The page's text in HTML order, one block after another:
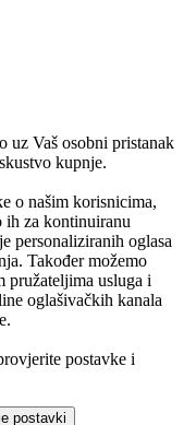
uz Vaš osobni pristanak
kupnje.
o našim korisnicima,
ih za kontinuiranu
personaliziranih oglasa
Također možemo
pružateljima usluga i
oglašivačkih kanala
postavke i
postavki